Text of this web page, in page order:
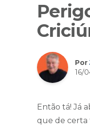
Por
16/
Então tá! Já
que de certa